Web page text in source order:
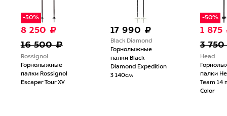
-50%
8 250 ₽
16 500 ₽
Rossignol
Горнолыжные
палки Rossignol
Escaper Tour XV
17 990 ₽
Black Diamond
Горнолыжные
палки Black
Diamond Expedition
3 140см
-50%
1 875
3
Head
палки
Team 14
Color